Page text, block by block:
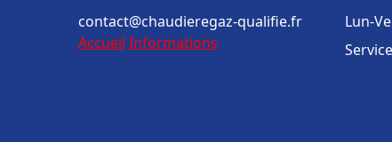
contact@chaudieregaz-qualifie.fr
Accueil Informations
Lun-